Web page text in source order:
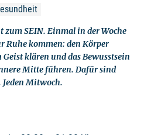
zum SEIN. Einmal in der Woche
Ruhe kommen: den Körper
Geist klären und das Bewusstsein
Mitte führen. Dafür sind
Jeden Mitwoch.